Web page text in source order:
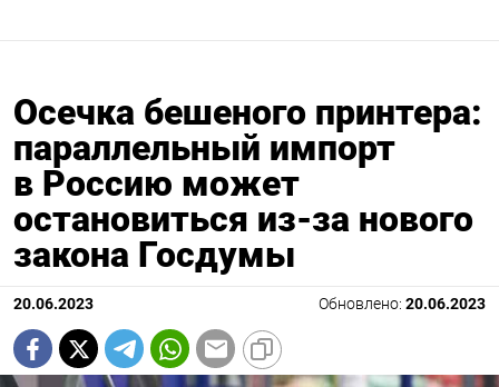
Осечка бешеного принтера:
параллельный импорт
в Россию может
остановиться из-за нового
закона Госдумы
20.06.2023 Обновлено: 20.06.2023